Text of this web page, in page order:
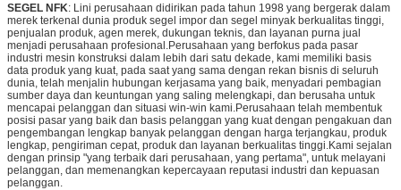
SEGEL NFK: Lini perusahaan didirikan pada tahun 1998 yang bergerak dalam
merek terkenal dunia produk segel impor dan segel minyak berkualitas tinggi,
penjualan produk, agen merek, dukungan teknis, dan layanan purna jual
menjadi perusahaan profesional.Perusahaan yang berfokus pada pasar
industri mesin konstruksi dalam lebih dari satu dekade, kami memiliki basis
data produk yang kuat, pada saat yang sama dengan rekan bisnis di seluruh
dunia, telah menjalin hubungan kerjasama yang baik, menyadari pembagian
sumber daya dan keuntungan yang saling melengkapi, dan berusaha untuk
mencapai pelanggan dan situasi win-win kami.Perusahaan telah membentuk
posisi pasar yang baik dan basis pelanggan yang kuat dengan pengakuan dan
pengembangan lengkap banyak pelanggan dengan harga terjangkau, produk
lengkap, pengiriman cepat, produk dan layanan berkualitas tinggi.Kami sejalan
dengan prinsip "yang terbaik dari perusahaan, yang pertama", untuk melayani
pelanggan, dan memenangkan kepercayaan reputasi industri dan kepuasan
pelanggan.